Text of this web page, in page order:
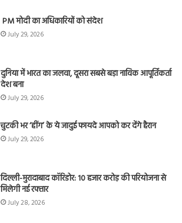
PM मोदी का अधिकारियों को संदेश
July 29, 2026
दुनिया में भारत का जलवा, दूसरा सबसे बड़ा नाविक आपूर्तिकर्ता
देश बना
July 29, 2026
चुटकी भर ‘हींग’ के ये जादुई फायदे आपको कर देंगे हैरान
July 29, 2026
दिल्ली-मुरादाबाद कॉरिडोर: 10 हजार करोड़ की परियोजना से
मिलेगी नई रफ्तार
July 28, 2026